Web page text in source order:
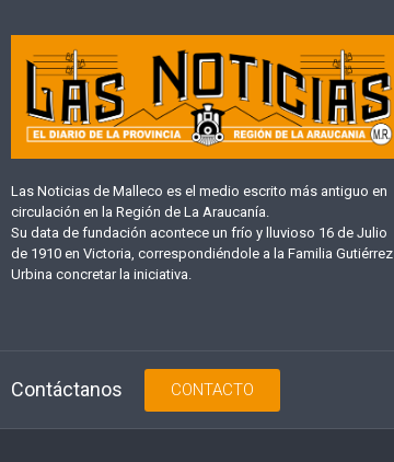
Las Noticias de Malleco es el medio escrito más antiguo en
circulación en la Región de La Araucanía.
Su data de fundación acontece un frío y lluvioso 16 de Julio
de 1910 en Victoria, correspondiéndole a la Familia Gutiérrez
Urbina concretar la iniciativa.
Contáctanos CONTACTO